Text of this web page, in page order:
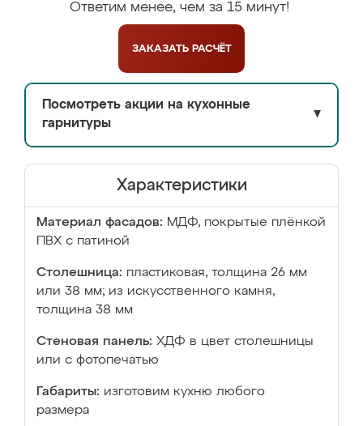
Ответим менее, чем за 15 минут!
ЗАКАЗАТЬ РАСЧЁТ
Посмотреть акции на кухонные
гарнитуры
▼
Характеристики
Материал фасадов: МДФ, покрытые плёнкой
ПВХ с патиной
Столешница: пластиковая, толщина 26 мм
или 38 мм; из искусственного камня,
толщина 38 мм
Стеновая панель: ХДФ в цвет столешницы
или с фотопечатью
Габариты: изготовим кухню любого
размера